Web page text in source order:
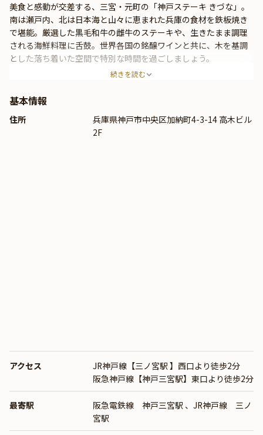
美食と感動が交差する、三宮・元町の「神戸ステーキ きづな」。
南は瀬戸内、北は日本海と山々に恵まれた兵庫の食材を鉄板焼き
で堪能。厳選した黒毛和牛の雌牛のステーキや、生きたまま調理
される海鮮料理に舌鼓。世界各国の銘醸ワインと共に、木を基調
とした落ち着いた空間で特別な時間を過ごしましょう。
続きを読む
基本情報
住所
兵庫県神戸市中央区加納町4-3-14 高木ビル
2F
アクセス
JR神戸線【三ノ宮駅 】西口より徒歩2分
阪急神戸線【神戸三宮駅】東口より徒歩2分
最寄駅 阪急電鉄線 神戸三宮駅 、 JR神戸線 三ノ
宮駅